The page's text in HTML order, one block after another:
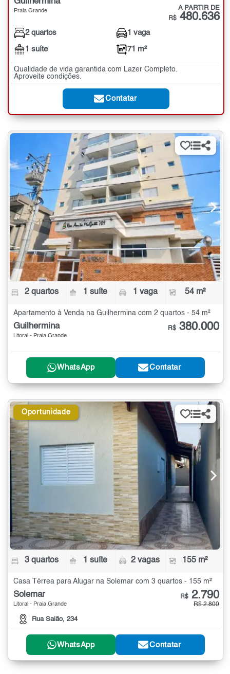
Praia Grande A PARTIR DE
R$ 480.636
2 quartos
1 suíte
1 vaga
71 m²
Qualidade de vida garantida com Lazer Completo.
Aproveite condições.
Contatar
2 quartos 1 suíte 1 vaga 54 m²
Apartamento à Venda na Guilhermina com 2 quartos - 54 m²
Guilhermina
Litoral - Praia Grande
R$ 380.000
WhatsApp Contatar
Oportunidade
3 quartos 1 suíte 2 vagas 155 m²
Casa Térrea para Alugar na Solemar com 3 quartos - 155 m²
Solemar
Litoral - Praia Grande
Rua Saião, 234
R$ 2.790
R$ 2.800
WhatsApp Contatar